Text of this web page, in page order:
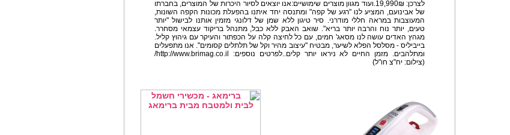
לצרכן: 19,990₪.ועוד מגוון מוצרים שימושיים:אנו יוצאים לסיור היכרות של המוצרים, בחברתו
של אבינועם, המציע לנו "רגע של קפה" ומתנסה יחד איתנו בהפעלת מכונות הקפה השונות,
המעוצבות במראה חללי מודרני. סיר טיגון ללא שמן של דלונגי מזמין אותנו לבישול "יותר
טעים, יותר נוח והרבה יותר בריא". שואב האבק ללא כבל, מתנהל בריקוד עצמאי מסחרר.
מגהץ האדים עושה לנו מסאג' חמים, עם כל לחיצה קלה על הכפתור והעיקר עם גיהוץ קליל.
בייביליס - מסלסל הפלא לשיער, מבטיח "עיצוב מהיר וקל של תלתלים קסומים". אנו מתפעלים
ומתלהבים. מזמן החיים לא ניראו יותר קלים..לפרטים נוספים: http://www.brimag.co.il/
(צילום: יח"צ חו"ל)